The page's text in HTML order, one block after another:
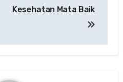
Kesehatan Mata Baik